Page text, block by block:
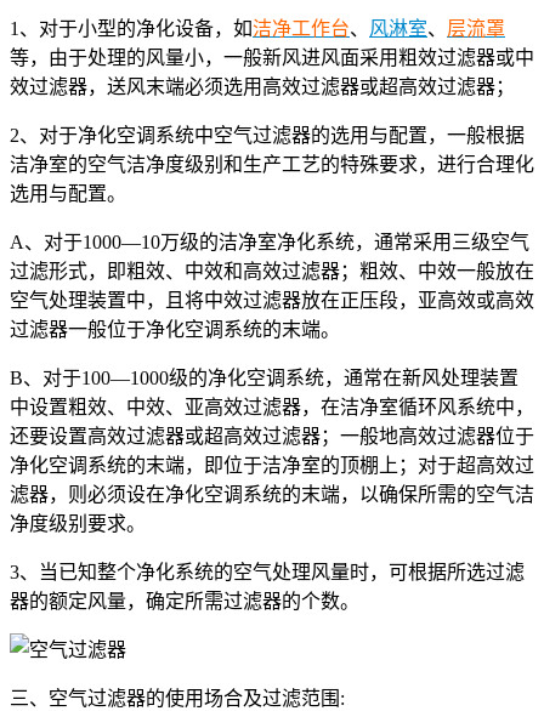
1、对于小型的净化设备，如洁净工作台、 风淋室、 层流罩
等，由于处理的风量小，一般新风进风面采用粗效过滤器或中
效过滤器，送风末端必须选用高效过滤器或超高效过滤器；
2、对于净化空调系统中空气过滤器的选用与配置，一般根据
洁净室的空气洁净度级别和生产工艺的特殊要求，进行合理化
选用与配置。
A、对于1000—10万级的洁净室净化系统，通常采用三级空气
过滤形式，即粗效、中效和高效过滤器；粗效、中效一般放在
空气处理装置中，且将中效过滤器放在正压段，亚高效或高效
过滤器一般位于净化空调系统的末端。
B、对于100—1000级的净化空调系统，通常在新风处理装置
中设置粗效、中效、亚高效过滤器，在洁净室循环风系统中，
还要设置高效过滤器或超高效过滤器；一般地高效过滤器位于
净化空调系统的末端，即位于洁净室的顶棚上；对于超高效过
滤器，则必须设在净化空调系统的末端，以确保所需的空气洁
净度级别要求。
3、当已知整个净化系统的空气处理风量时，可根据所选过滤
器的额定风量，确定所需过滤器的个数。
三、空气过滤器的使用场合及过滤范围: